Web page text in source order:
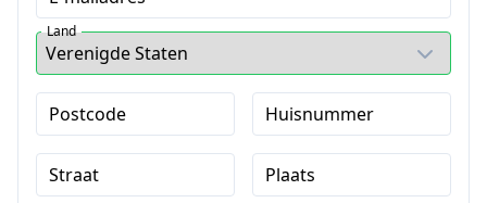
Land
Postcode Huisnummer
Straat Plaats